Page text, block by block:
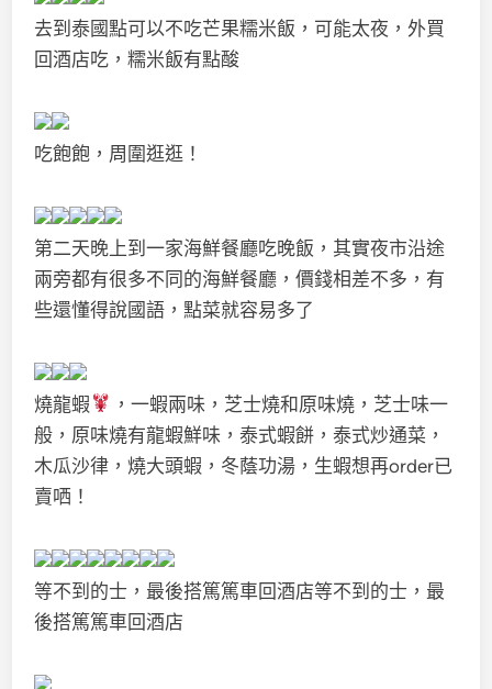
去到泰國點可以不吃芒果糯米飯，可能太夜，外買
回酒店吃，糯米飯有點酸
吃飽飽，周圍逛逛！
第二天晚上到一家海鮮餐廳吃晚飯，其實夜市沿途
兩旁都有很多不同的海鮮餐廳，價錢相差不多，有
些還懂得說國語，點菜就容易多了
燒龍蝦
，一蝦兩味，芝士燒和原味燒，芝士味一
般，原味燒有龍蝦鮮味，泰式蝦餅，泰式炒通菜，
木瓜沙律，燒大頭蝦，冬蔭功湯，生蝦想再order已
賣哂！
等不到的士，最後搭篤篤車回酒店等不到的士，最
後搭篤篤車回酒店